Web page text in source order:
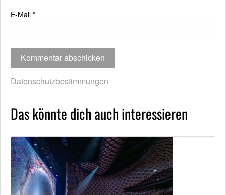
E-Mail *
Datenschutzbestimmungen
Das könnte dich auch interessieren